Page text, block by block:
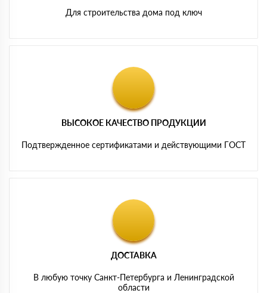
Для строительства дома под ключ
ВЫСОКОЕ КАЧЕСТВО ПРОДУКЦИИ
Подтвержденное сертификатами и действующими ГОСТ
ДОСТАВКА
В любую точку Санкт-Петербурга и Ленинградской
области